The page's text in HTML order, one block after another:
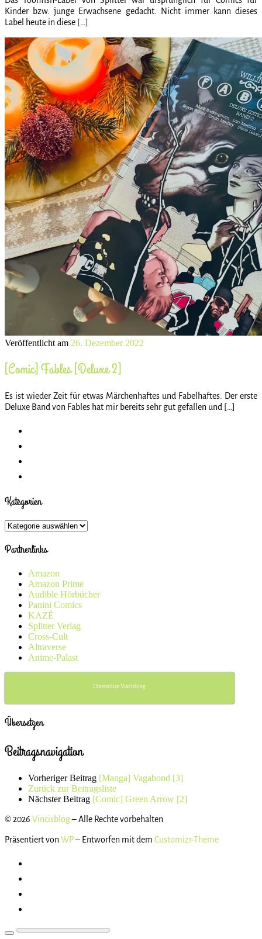
Kinder bzw. junge Erwachsene gedacht. Nicht immer kann dieses
Label heute in diese […]
Veröffentlicht am 26. Dezember 2022
[Comic] Fables [Deluxe 2]
Es ist wieder Zeit für etwas Märchenhaftes und Fabelhaftes. Der erste
Deluxe Band von Fables hat mir bereits sehr gut gefallen und […]
Kategorien
Kategorien
Partnerlinks
Amazon
Amazon Prime
Audible Hörbücher
Panini Comics
KAZÉ
Splitter Verlag
Cross-Cult
Altraverse
Anime-Palast
Unterstütze Vincisblog
Übersetzen
Beitragsnavigation
Vorheriger Beitrag [Manga] Vagabond [3]
Zurück zur Beitragsliste
Nächster Beitrag [Comic] Green Arrow [2]
© 2026 Vincisblog– Alle Rechte vorbehalten
Präsentiert von WP– Entworfen mit dem Customizr-Theme